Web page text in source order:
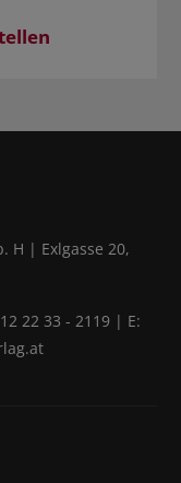
H | Exlgasse 20,
22 33 - 2119 | E: